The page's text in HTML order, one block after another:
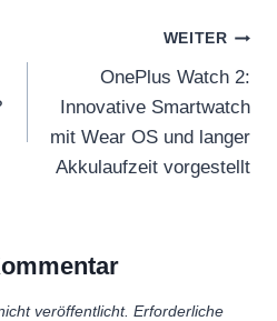
u
y
WEITER
OnePlus Watch 2:
Innovative Smartwatch
mit Wear OS und langer
Akkulaufzeit vorgestellt
veröffentlicht. Erforderliche